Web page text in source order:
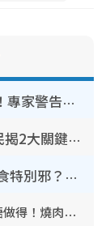
行李清潔｜車轆污糟過馬桶58倍！專家警告忌用酒精抹 教1招免污手除菌
裝修拆鐵閘隨時變賊人目標？網民揭2大關鍵用途：裝新式等於白裝？附新舊鐵閘分別
鬼門開2026｜農曆七月撞正日全食特別邪？專家警告切忌做一事！揭4大禁忌+2招保平安
鬼門開2026｜8.13鬼節禁忌 22件事唔做得！燒肉、刺身要少食？半夜勿吹口哨/打呢個電話